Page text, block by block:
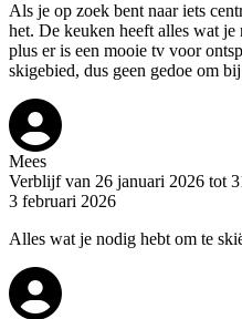
Als je op zoek bent naar iets
het. De keuken heeft alles wat
plus er is een mooie tv voor
skigebied, dus geen gedoe om
Mees
Verblijf van 26 januari 2026 tot
3 februari 2026
Alles wat je nodig hebt om te